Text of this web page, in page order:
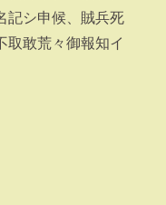
記シ申候、賊兵死
取敢荒々御報知イ